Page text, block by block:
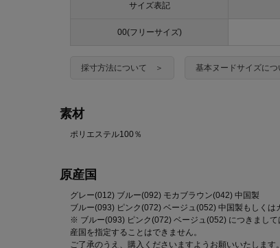
サイズ表記
00(フリーサイズ)
採寸方法について ＞ 基本ヌードサイズに
素材
ポリエステル100％
原産国
グレー(012) ブルー(092) モカブラウン(042) 中国製
ブルー(093) ピンク(072) ベージュ(052) 中国製もしくは
※ ブルー(093) ピンク(072) ベージュ(052) につきまし
産国を指定することはできません。
ご了承のうえ、購入くださいますようお願いいたします。